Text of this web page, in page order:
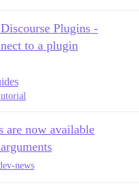
Plugins -
to a plugin
are now available
news